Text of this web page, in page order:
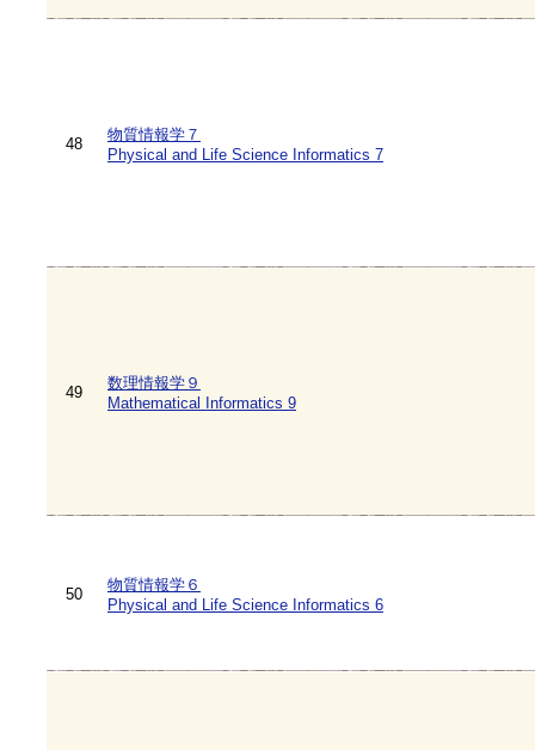
48
物質情報学７
Physical and Life Science Informatics 7
49
数理情報学９
Mathematical Informatics 9
50
物質情報学６
Physical and Life Science Informatics 6